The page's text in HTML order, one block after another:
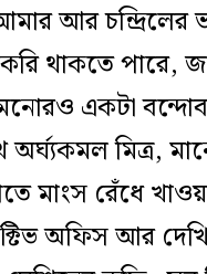
আর চন্দ্রিলের
থাকতে পারে,
একটা
মিত্র,
মাংস রেঁধে
অফিস আর